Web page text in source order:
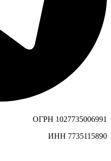
ОГРН 1027735006991
ИНН 7735115890